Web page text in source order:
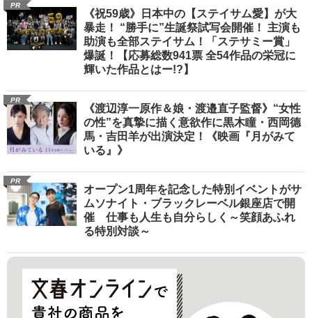
PR
《祝59歳》日本中の【ステイサム愛】が大
暴走！ “勝手に”生誕祭試写会開催！ 主演も
助演も全部ステイサム！「ステサミー賞」
爆誕！【応募総数941票 全54作品の栄冠に
輝いた作品とはー!?】
PR
《渡辺淳一原作＆娘・渡邉直子監督》“女性
の性”を真摯に描く意欲作に黒木瞳・西岡德
馬・吉田羊が出演決定！《映画『月がみて
いる』》
PR
オープン1周年を記念した特別イベントがサ
ムソナイト・ブラックレーベル銀座店で開
催 仕事も人生も自分らしく～笑顔あふれ
る特別対談～